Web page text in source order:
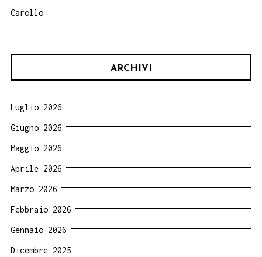
Carollo
ARCHIVI
Luglio 2026
Giugno 2026
Maggio 2026
Aprile 2026
Marzo 2026
Febbraio 2026
Gennaio 2026
Dicembre 2025